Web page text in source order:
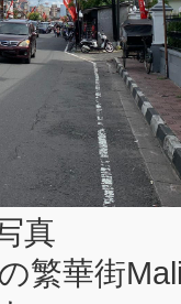
真
繁華街